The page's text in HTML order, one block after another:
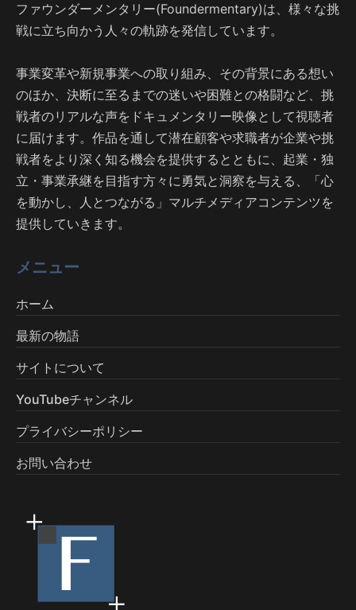
ファウンダーメンタリー(Foundermentary)は、様々な挑
戦に立ち向かう人々の軌跡を発信しています。
事業変革や新規事業への取り組み、その背景にある想い
のほか、決断に至るまでの迷いや困難との格闘など、挑
戦者のリアルな声をドキュメンタリー映像として視聴者
に届けます。作品を通して潜在顧客や求職者が企業や挑
戦者をより深く知る機会を提供するとともに、起業・独
立・事業承継を目指す方々に勇気と洞察を与える、「心
を動かし、人とつながる」マルチメディアコンテンツを
提供していきます。
メニュー
ホーム
最新の物語
サイトについて
YouTubeチャンネル
プライバシーポリシー
お問い合わせ